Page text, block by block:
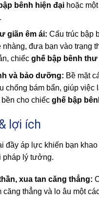
bênh hiện đạihoặc một
giãn êm ái: Cấu trúc bập
đưa bạn vào trạng
chiếc ghế bập bênh thư
và bảo dưỡng: Bề mặt
chống bám bẩn, giúp
cho chiếc ghế bập
lợi ích
đầy áp lực khiến bạn
pháp lý tưởng.
xua tan căng thẳng:
căng thẳng và lo âu một